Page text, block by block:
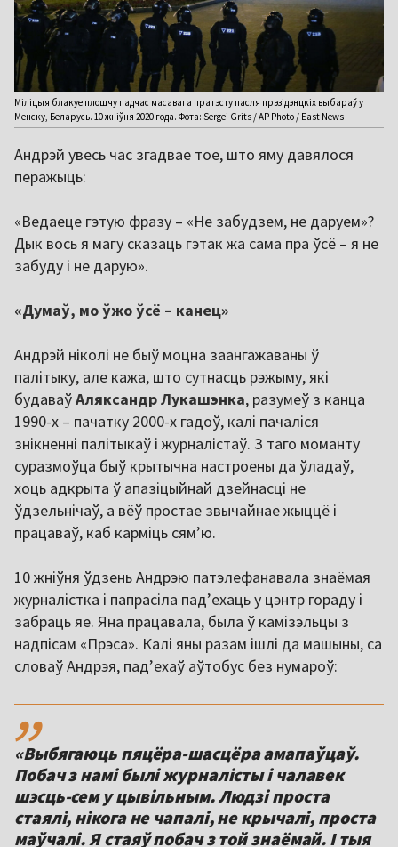
Міліцыя блакуе плошчу падчас масавага пратэсту пасля прэзідэнцкіх выбараў у
Менску, Беларусь. 10 жніўня 2020 года. Фота: Sergei Grits / AP Photo / East News
Андрэй увесь час згадвае тое, што яму давялося
перажыць:
«Ведаеце гэтую фразу – «Не забудзем, не даруем»?
Дык вось я магу сказаць гэтак жа сама пра ўсё – я не
забуду і не дарую».
«Думаў, мо ўжо ўсё – канец»
Андрэй ніколі не быў моцна заангажаваны ў
палітыку, але кажа, што сутнасць рэжыму, які
будаваўАляксандр Лукашэнка, разумеў з канца
1990-х – пачатку 2000-х гадоў, калі пачаліся
знікненні палітыкаў і журналістаў. З таго моманту
суразмоўца быў крытычна настроены да ўладаў,
хоць адкрыта ў апазіцыйнай дзейнасці не
ўдзельнічаў, а вёў простае звычайнае жыццё і
працаваў, каб карміць сям’ю.
10 жніўня ўдзень Андрэю патэлефанавала знаёмая
журналістка і папрасіла пад’ехаць у цэнтр гораду і
забраць яе. Яна працавала, была ў камізэльцы з
надпісам «Прэса». Калі яны разам ішлі да машыны, са
словаў Андрэя, пад’ехаў аўтобус без нумароў:
,,
«Выбягаюць пяцёра-шасцёра амапаўцаў.
Побач з намі былі журналісты і чалавек
шэсць-сем у цывільным. Людзі проста
стаялі, нікога не чапалі, не крычалі, проста
маўчалі. Я стаяў побач з той знаёмай. І тыя